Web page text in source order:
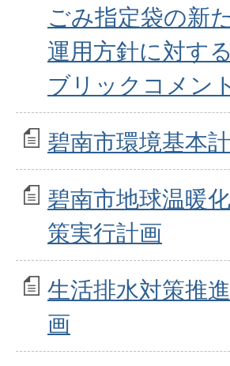
ごみ指定袋の新
運用方針に対す
ブリックコメント
碧南市環境基本
碧南市地球温暖
策実行計画
生活排水対策推
画